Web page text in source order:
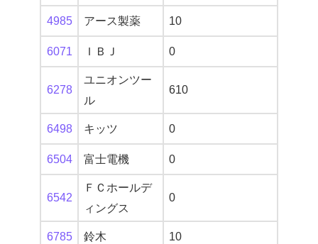
4985 アース製薬 10
6071 ＩＢＪ 0
6278
ユニオンツー
ル
610
6498 キッツ 0
6504 富士電機 0
6542
ＦＣホールデ
ィングス
0
6785 鈴木 10